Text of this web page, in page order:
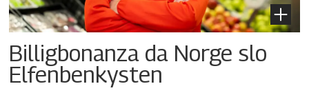
Billigbonanza da Norge slo
Elfenbenkysten